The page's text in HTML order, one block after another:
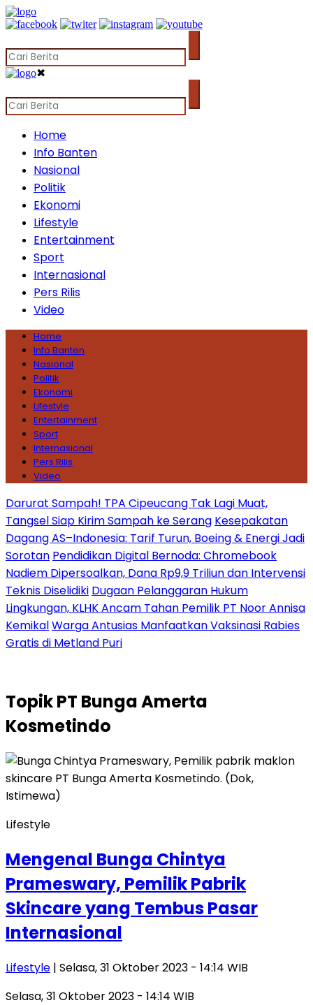
✖
Home
Info Banten
Nasional
Politik
Ekonomi
Lifestyle
Entertainment
Sport
Internasional
Pers Rilis
Video
Home
Info Banten
Nasional
Politik
Ekonomi
Lifestyle
Entertainment
Sport
Internasional
Pers Rilis
Video
Darurat Sampah! TPA Cipeucang Tak Lagi Muat,
Tangsel Siap Kirim Sampah ke Serang Kesepakatan
Dagang AS–Indonesia: Tarif Turun, Boeing & Energi Jadi
Sorotan Pendidikan Digital Bernoda: Chromebook
Nadiem Dipersoalkan, Dana Rp9,9 Triliun dan Intervensi
Teknis Diselidiki Dugaan Pelanggaran Hukum
Lingkungan, KLHK Ancam Tahan Pemilik PT Noor Annisa
KemikalWarga Antusias Manfaatkan Vaksinasi Rabies
Gratis di Metland Puri
TopikPT Bunga Amerta
Kosmetindo
Lifestyle
Mengenal Bunga Chintya
Prameswary, Pemilik Pabrik
Skincare yang Tembus Pasar
Internasional
Lifestyle | Selasa, 31 Oktober 2023 - 14:14 WIB
Selasa, 31 Oktober 2023 - 14:14 WIB